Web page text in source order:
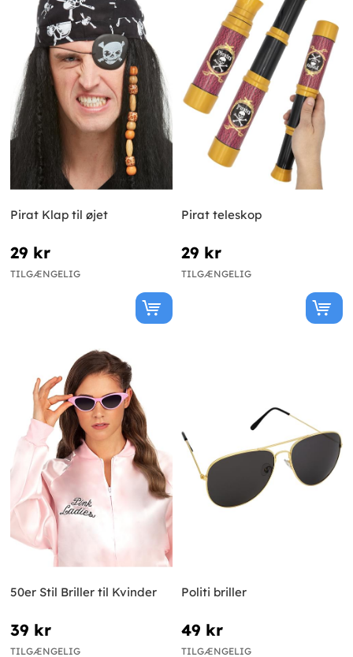
Pirat Klap til øjet
29 kr
TILGÆNGELIG
Pirat teleskop
29 kr
TILGÆNGELIG
50er Stil Briller til Kvinder
39 kr
TILGÆNGELIG
Politi briller
49 kr
TILGÆNGELIG